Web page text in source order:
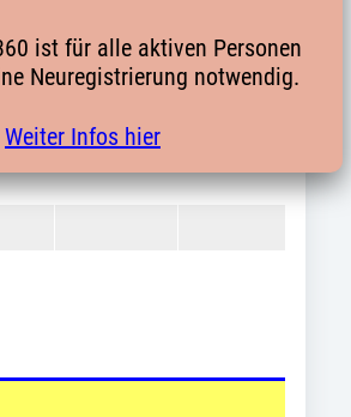
Mannschaft
zusätzliche
Info
ist für alle aktiven Personen
Neuregistrierung notwendig.
Weiter Infos hier